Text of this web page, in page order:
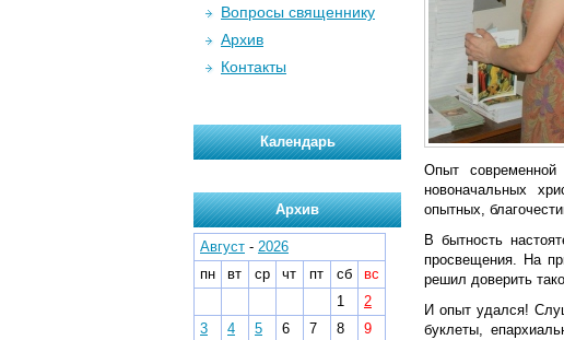
Опыт
новоначальных
опытных,
В бытность
просвещения. На
решил доверить
И опыт удался!
буклеты,
Вопросы священнику
Архив
Контакты
Календарь
Архив
Август - 2026
пн
вт ср чт пт сб
вс
1
2
3
4 5 6 7 8
9